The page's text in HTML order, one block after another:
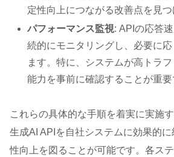
定性向上につながる改善点を見つ
パフォーマンス監視: APIの応答
続的にモニタリングし、必要に
ます。特に、システムが高トラ
能力を事前に確認することが重要
これらの具体的な手順を着実に実施
生成AI APIを自社システムに効果的
性向上を図ることが可能です。各ス